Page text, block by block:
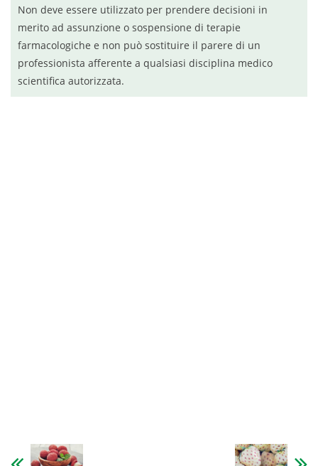
Non deve essere utilizzato per prendere decisioni in
merito ad assunzione o sospensione di terapie
farmacologiche e non può sostituire il parere di un
professionista afferente a qualsiasi disciplina medico
scientifica autorizzata.